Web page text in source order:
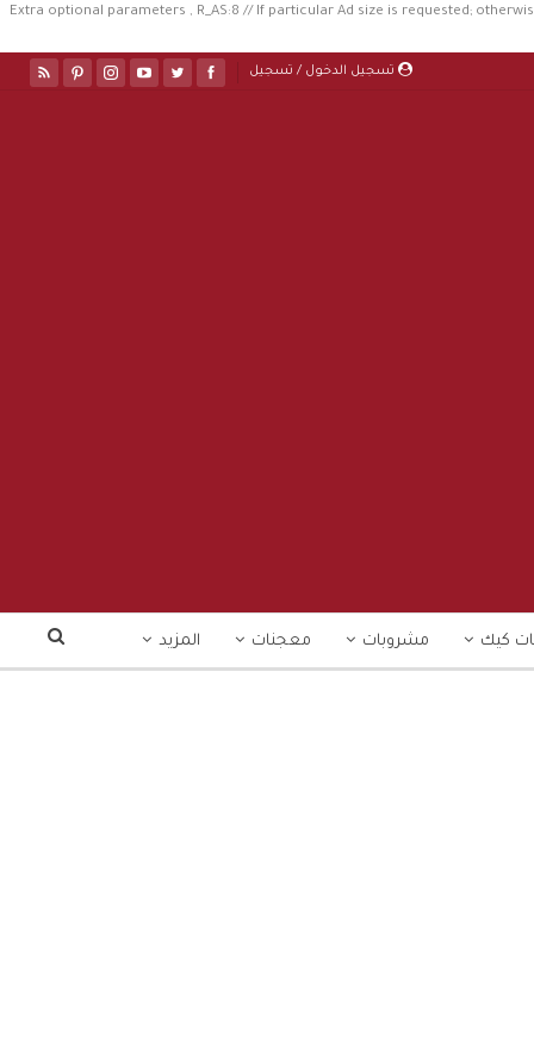
//Extra optional parameters , R_AS:8 // If particular Ad size is requested;
تسجيل الدخول / تسجيل
كيك مشروبات معجنات المزيد